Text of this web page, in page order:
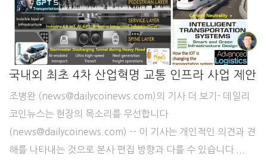
국내외 최초 4차 산업혁명 교통 인프라 사업 제안
조병완 (news@dailycoinews.com)의 기사 더 보기- 데일리
코인뉴스는 현장의 목소리를 우선합니다
(news@dailycoinews.com) -- 이 기사는 개인적인 의견과 견
해를 나타내는 것으로 본사 편집 방향과 다를 수 있습니다 ...